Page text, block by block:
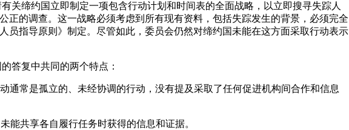
关缔约国立即制定一项包含行动计划和时间表的全面战略，以立即搜寻失踪人
正的调查。这一战略必须考虑到所有现有资料，包括失踪发生的背景，必须完全
员指导原则》制定。尽管如此，委员会仍然对缔约国未能在这方面采取行动表示
答复中共同的两个特点：
通常是孤立的、未经协调的行动，没有提及采取了任何促进机构间合作和信息
能共享各自履行任务时获得的信息和证据。